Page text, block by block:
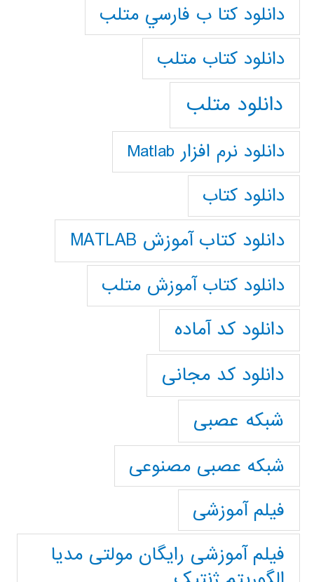
دانلود كتا ب فارسي متلب
دانلود كتاب متلب
دانلود متلب
دانلود نرم افزار Matlab
دانلود کتاب
دانلود کتاب آموزش MATLAB
دانلود کتاب آموزش متلب
دانلود کد آماده
دانلود کد مجانی
شبکه عصبی
شبکه عصبی مصنوعی
فیلم آموزشی
فیلم آموزشی رایگان مولتی مدیا